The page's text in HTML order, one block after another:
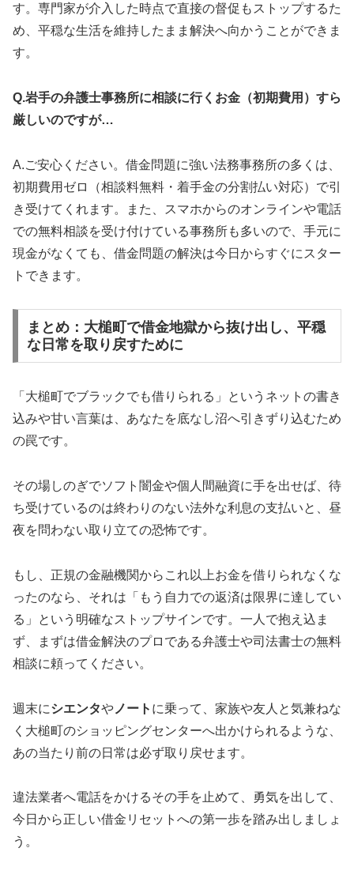
す。専門家が介入した時点で直接の督促もストップするた
め、平穏な生活を維持したまま解決へ向かうことができま
す。
Q.岩手の弁護士事務所に相談に行くお金（初期費用）すら
厳しいのですが…
A.ご安心ください。借金問題に強い法務事務所の多くは、
初期費用ゼロ（相談料無料・着手金の分割払い対応）で引
き受けてくれます。また、スマホからのオンラインや電話
での無料相談を受け付けている事務所も多いので、手元に
現金がなくても、借金問題の解決は今日からすぐにスター
トできます。
まとめ：大槌町で借金地獄から抜け出し、平穏
な日常を取り戻すために
「大槌町でブラックでも借りられる」というネットの書き
込みや甘い言葉は、あなたを底なし沼へ引きずり込むため
の罠です。
その場しのぎでソフト闇金や個人間融資に手を出せば、待
ち受けているのは終わりのない法外な利息の支払いと、昼
夜を問わない取り立ての恐怖です。
もし、正規の金融機関からこれ以上お金を借りられなくな
ったのなら、それは「もう自力での返済は限界に達してい
る」という明確なストップサインです。一人で抱え込ま
ず、まずは借金解決のプロである弁護士や司法書士の無料
相談に頼ってください。
週末にシエンタや ノート に乗って、家族や友人と気兼ねな
く大槌町のショッピングセンターへ出かけられるような、
あの当たり前の日常は必ず取り戻せます。
違法業者へ電話をかけるその手を止めて、勇気を出して、
今日から正しい借金リセットへの第一歩を踏み出しましょ
う。